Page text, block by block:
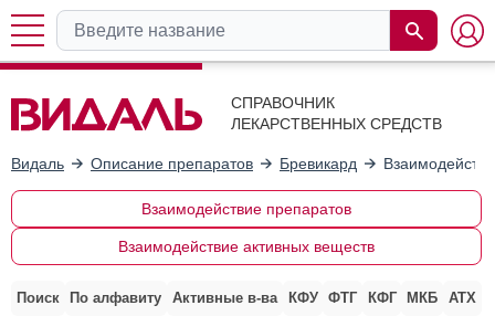
СПРАВОЧНИК
ЛЕКАРСТВЕННЫХ СРЕДСТВ
Видаль Описание препаратов Бревикард
Взаимодействие препаратов
Взаимодействие активных веществ
Поиск По алфавиту Активные в-ва КФУ ФТГ КФГ МКБ АТХ